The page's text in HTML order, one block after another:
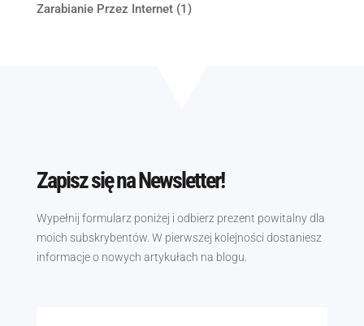
Zarabianie Przez Internet(1)
Zapisz się na Newsletter!
Wypełnij formularz poniżej i odbierz prezent powitalny dla
moich subskrybentów. W pierwszej kolejności dostaniesz
informacje o nowych artykułach na blogu.